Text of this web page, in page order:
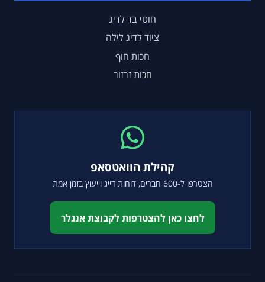
קהילת הוואטסאפ
הצטרפו ל-600 חברים, דוחות דייג וייעוץ בזמן אמת
לחצו כאן להצטרפות לקבוצת אנגלר
חוטי בד לדיג
ציוד לדיג לילה
חכות חוף
חכות זרזור